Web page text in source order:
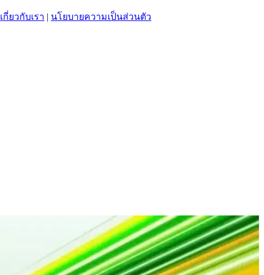
เกี่ยวกับเรา | นโยบายความเป็นส่วนตัว